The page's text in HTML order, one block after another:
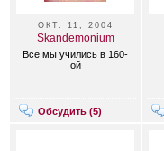
ОКТ. 11, 2004
Skandemonium
Все мы учились в 160-
ой
Обсудить (5)